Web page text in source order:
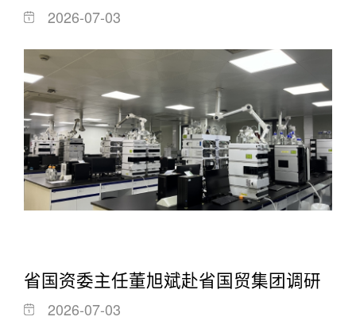
2026-07-03
省国资委主任董旭斌赴省国贸集团调研
2026-07-03